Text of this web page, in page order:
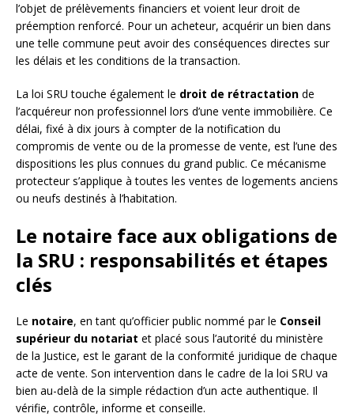
l’objet de prélèvements financiers et voient leur droit de
préemption renforcé. Pour un acheteur, acquérir un bien dans
une telle commune peut avoir des conséquences directes sur
les délais et les conditions de la transaction.
La loi SRU touche également le droit de rétractation de
l’acquéreur non professionnel lors d’une vente immobilière. Ce
délai, fixé à dix jours à compter de la notification du
compromis de vente ou de la promesse de vente, est l’une des
dispositions les plus connues du grand public. Ce mécanisme
protecteur s’applique à toutes les ventes de logements anciens
ou neufs destinés à l’habitation.
Le notaire face aux obligations de
la SRU : responsabilités et étapes
clés
Le notaire, en tant qu’officier public nommé par le Conseil
supérieur du notariat et placé sous l’autorité du ministère
de la Justice, est le garant de la conformité juridique de chaque
acte de vente. Son intervention dans le cadre de la loi SRU va
bien au-delà de la simple rédaction d’un acte authentique. Il
vérifie, contrôle, informe et conseille.